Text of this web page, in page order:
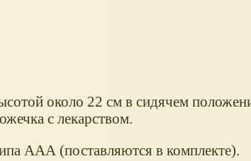
около 22 см в сидячем
с лекарством.
ААА (поставляются в комплекте).